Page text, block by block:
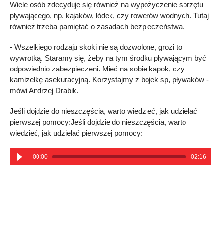
Wiele osób zdecyduje się również na wypożyczenie sprzętu
pływającego, np. kajaków, łódek, czy rowerów wodnych. Tutaj
również trzeba pamiętać o zasadach bezpieczeństwa.
- Wszelkiego rodzaju skoki nie są dozwolone, grozi to
wywrotką. Staramy się, żeby na tym środku pływającym być
odpowiednio zabezpieczeni. Mieć na sobie kapok, czy
kamizelkę asekuracyjną. Korzystajmy z bojek sp, pływaków -
mówi Andrzej Drabik.
Jeśli dojdzie do nieszczęścia, warto wiedzieć, jak udzielać
pierwszej pomocy:Jeśli dojdzie do nieszczęścia, warto
wiedzieć, jak udzielać pierwszej pomocy:
00:00 02:16